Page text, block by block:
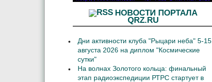
НОВОСТИ ПОРТАЛА
QRZ.RU
Дни активности клуба "Рыцари неба" 5-15
августа 2026 на диплом "Космические
сутки"
На волнах Золотого кольца: финальный
этап радиоэкспедиции РТРС стартует в